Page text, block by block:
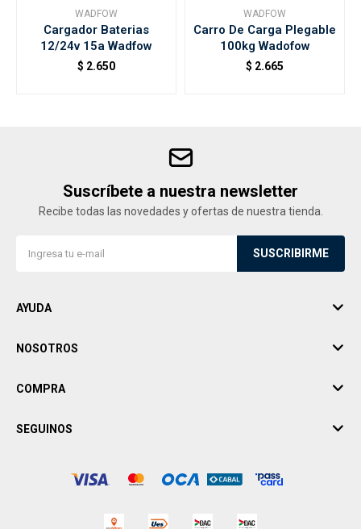
WADFOW
Cargador Baterias
12/24v 15a Wadfow
$ 2.650
WADFOW
Carro De Carga Plegable
100kg Wadofow
$ 2.665
Suscríbete a nuestra newsletter
Recibe todas las novedades y ofertas de nuestra tienda.
SUSCRIBIRME
AYUDA
NOSOTROS
COMPRA
SEGUINOS